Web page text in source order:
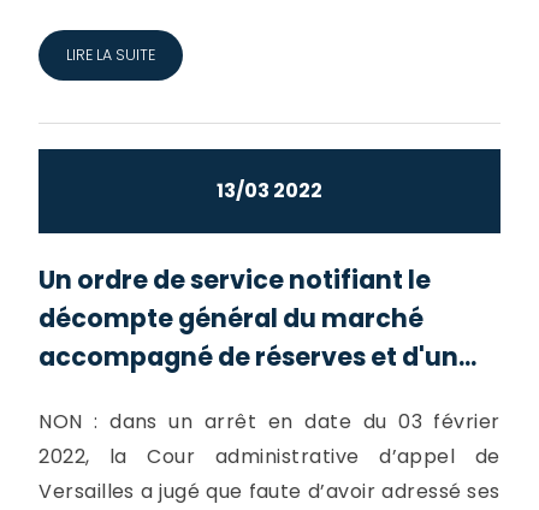
LIRE LA SUITE
13/03 2022
Un ordre de service notifiant le
décompte général du marché
accompagné de réserves et d'un...
NON : dans un arrêt en date du 03 février
2022, la Cour administrative d’appel de
Versailles a jugé que faute d’avoir adressé ses